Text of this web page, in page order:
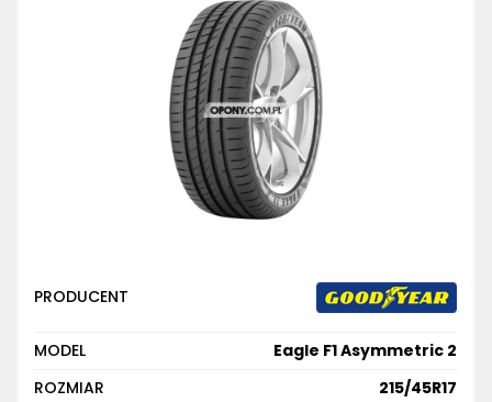
PRODUCENT
MODEL
Eagle F1 Asymmetric 2
ROZMIAR
215/45R17